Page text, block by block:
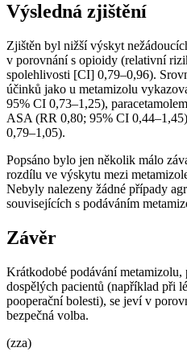
Výsledná zjištění
Zjištěn byl nižší výskyt
v porovnání s opioidy (relativní
spolehlivosti [CI] 0,79–0,96).
účinků jako u metamizolu
95% CI 0,73–1,25),
ASA (RR 0,80; 95% CI
0,79–1,05).
Popsáno bylo jen několik málo
rozdílu ve výskytu mezi
Nebyly nalezeny žádné případy
souvisejících s podáváním
Závěr
Krátkodobé podávání metamizolu,
dospělých pacientů (například při
pooperační bolesti), se jeví v
bezpečná volba.
(zza)